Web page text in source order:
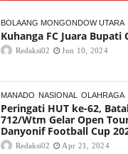
BOLAANG MONGONDOW UTARA
Kuhanga FC Juara Bupati
Redaksi02 Jun 10, 2024
MANADO NASIONAL OLAHRAGA
Peringati HUT ke-62,
712/Wtm Gelar Open
Danyonif Football Cup
Redaksi02 Apr 21, 2024